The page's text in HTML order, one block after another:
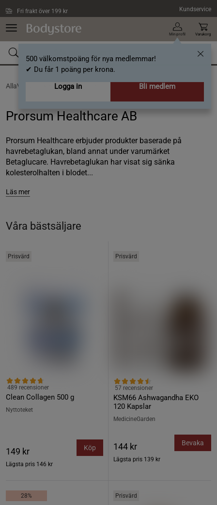
Fri frakt över 199 kr Kundservice
Min profil
500 välkomstpoäng för nya medlemmar!
✔ Du får 1 poäng per krona.
Logga in
Bli medlem
Varukorg
AllaVarumärken /Prorsum Healthcare AB
Prorsum Healthcare AB
Prorsum Healthcare erbjuder produkter baserade på
havrebetaglukan, bland annat under varumärket
Betaglucare. Havrebetaglukan har visat sig sänka
kolesterolhalten i blodet...
Läs mer
Våra bästsäljare
Prisvärd
Clean Collagen 500 g
489 recensioner
Nyttoteket
149 kr
Lägsta pris 146 kr
Köp
Prisvärd
KSM66 Ashwagandha EKO
120 Kapslar
57 recensioner
MedicineGarden
144 kr
Lägsta pris 139 kr
Bevaka
28% Prisvärd